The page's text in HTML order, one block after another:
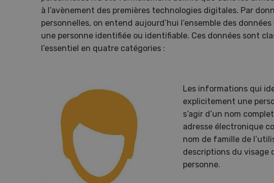
à l’avènement des premières technologies digitales. Par
personnelles, on entend aujourd’hui l’ensemble des
une personne identifiée ou identifiable. Ces données sont
l’essentiel en quatre catégories :
Les informations qui
explicitement une
s’agir d’un nom
adresse électronique
nom de famille de
descriptions du visage
personne.
08-31
Paysannes,
Une exposition
consacrée aux
monde agricole
romande.